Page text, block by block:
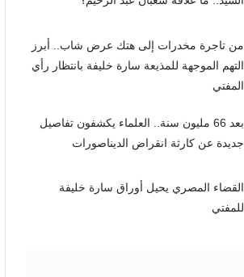
من تاجرة مخدرات إلى هتك عرض شاب.. أبرز
التهم الموجهة للمذيعة سارة خليفة بانتظار رأي
المفتي
بعد 66 مليون سنة.. العلماء يكشفون تفاصيل
جديدة عن كارثة انقراض الديناصورات
القضاء المصري يحيل أوراق سارة خليفة
للمفتي